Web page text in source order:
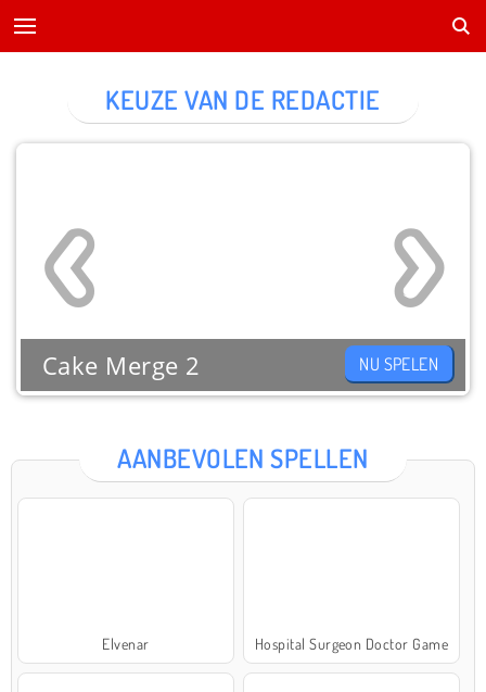
AANBEVOLEN SPELLEN
Elvenar Hospital Surgeon Doctor Game
KEUZE VAN DE REDACTIE
Cake Merge 2 NU SPELEN